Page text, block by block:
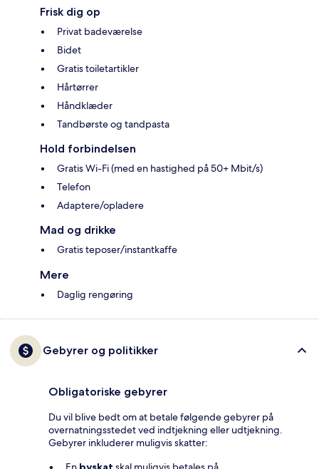
Frisk dig op
Privat badeværelse
Bidet
Gratis toiletartikler
Hårtørrer
Håndklæder
Tandbørste og tandpasta
Hold forbindelsen
Gratis Wi-Fi (med en hastighed på 50+ Mbit/s)
Telefon
Adaptere/opladere
Mad og drikke
Gratis teposer/instantkaffe
Mere
Daglig rengøring
Gebyrer og politikker
Obligatoriske gebyrer
Du vil blive bedt om at betale følgende gebyrer på
overnatningsstedet ved indtjekning eller udtjekning.
Gebyrer inkluderer muligvis skatter: